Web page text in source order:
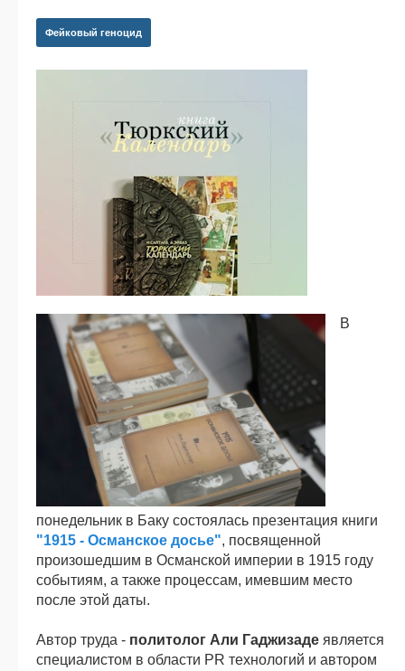
Фейковый геноцид
В
понедельник в Баку состоялась презентация книги
"1915 - Османское досье", посвященной
произошедшим в Османской империи в 1915 году
событиям, а также процессам, имевшим место
после этой даты.
Автор труда - политолог Али Гаджизаде является
специалистом в области PR технологий и автором